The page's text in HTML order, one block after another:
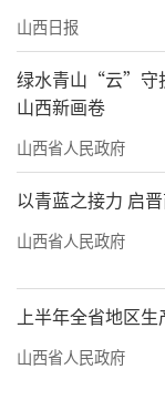
蔺霄麟制作的
山西日报
绿水青山“云”守
山西新画卷
山西省人民政府
以青蓝之接力 启
山西省人民政府
上半年全省地区
山西省人民政府